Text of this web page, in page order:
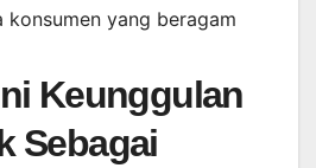
konsumen yang beragam
Keunggulan
Sebagai